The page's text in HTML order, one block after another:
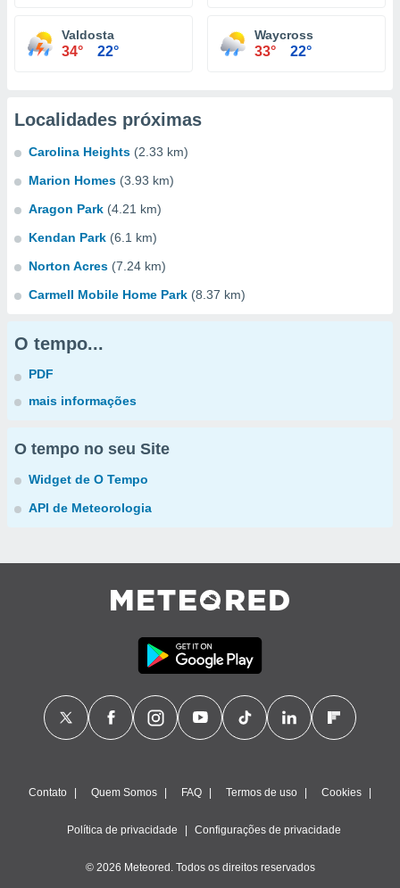
Valdosta
34° 22°
Waycross
33° 22°
Localidades próximas
Carolina Heights (2.33 km)
Marion Homes (3.93 km)
Aragon Park (4.21 km)
Kendan Park (6.1 km)
Norton Acres (7.24 km)
Carmell Mobile Home Park (8.37 km)
O tempo...
PDF
mais informações
O tempo no seu Site
Widget de O Tempo
API de Meteorologia
Contato Quem Somos FAQ Termos de uso Cookies
Política de privacidade Configurações de privacidade
© 2026 Meteored. Todos os direitos reservados